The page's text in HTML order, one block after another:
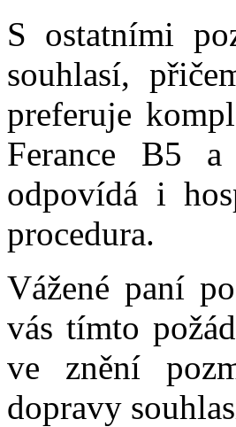
S ostatními
souhlasí,
preferuje
Ferance B5
odpovídá i
procedura.
Vážené paní
vás tímto
ve znění
dopravy